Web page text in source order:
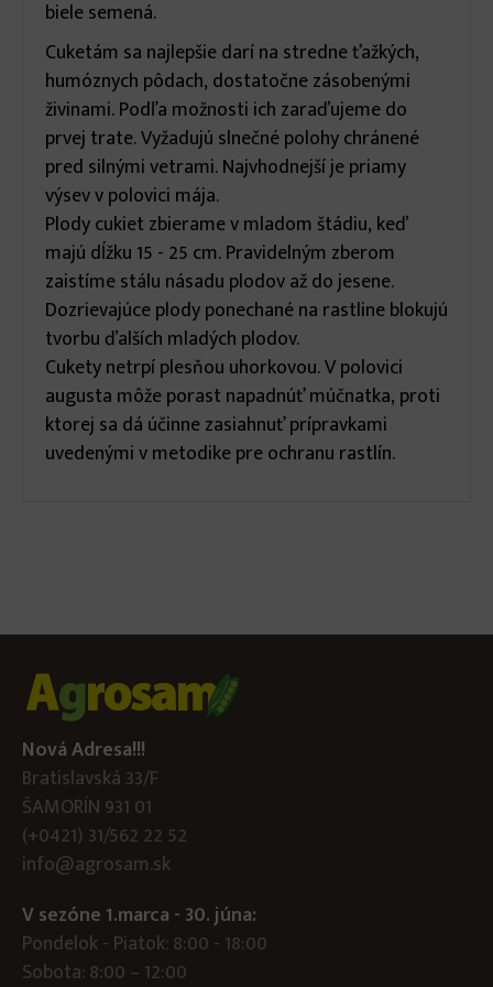
biele semená.
Cuketám sa najlepšie darí na stredne ťažkých,
humóznych pôdach, dostatočne zásobenými
živinami. Podľa možnosti ich zaraďujeme do
prvej trate. Vyžadujú slnečné polohy chránené
pred silnými vetrami. Najvhodnejší je priamy
výsev v polovici mája.
Plody cukiet zbierame v mladom štádiu, keď
majú dĺžku 15 - 25 cm. Pravidelným zberom
zaistíme stálu násadu plodov až do jesene.
Dozrievajúce plody ponechané na rastline blokujú
tvorbu ďalších mladých plodov.
Cukety netrpí plesňou uhorkovou. V polovici
augusta môže porast napadnúť múčnatka, proti
ktorej sa dá účinne zasiahnuť prípravkami
uvedenými v metodike pre ochranu rastlín.
Nová Adresa!!!
Bratislavská 33/F
ŠAMORÍN 931 01
(+0421) 31/562 22 52
info@agrosam.sk
V sezóne 1.marca - 30. júna:
Pondelok - Piatok: 8:00 - 18:00
Sobota: 8:00 – 12:00